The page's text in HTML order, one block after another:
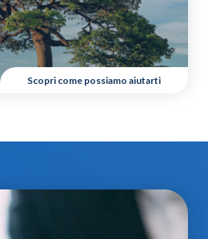
Scopri come possiamo aiutarti